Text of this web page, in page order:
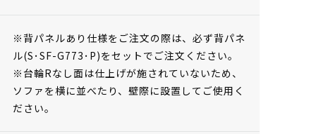
※背パネルあり仕様をご注文の際は、必ず背パネ
ル(S･SF-G773･P)をセットでご注文ください。
※台輪Rなし面は仕上げが施されていないため、
ソファを横に並べたり、壁際に設置してご使用く
ださい。